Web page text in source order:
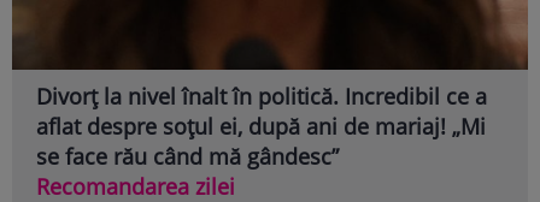
Divorț la nivel înalt în politică. Incredibil ce a
aflat despre soțul ei, după ani de mariaj! „Mi
se face rău când mă gândesc”
Recomandarea zilei